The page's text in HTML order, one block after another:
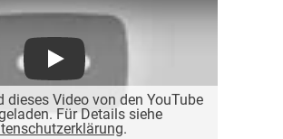
dieses Video von den YouTube
Für Details siehe
.
Play